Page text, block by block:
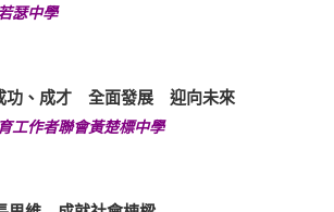
瑟中學
功、成才 全面發展 迎向未來
工作者聯會黃楚標中學